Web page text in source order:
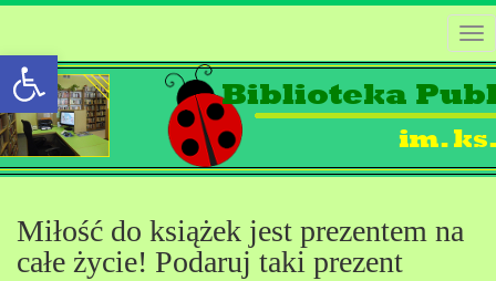
Open toolbar
Miłość do książek jest prezentem na
całe życie! Podaruj taki prezent